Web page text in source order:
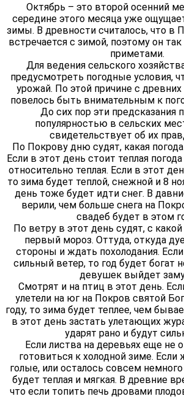
Октябрь – это второй осенний
середине этого месяца уже
зимы. В древности считалось, что в
встречается с зимой, поэтому он
приметами.
Для ведения сельского
предусмотреть погодные условия,
урожай. По этой причине с
повелось быть внимательным к
До сих пор эти предсказания
популярностью в сельских
свидетельствует об их
По Покрову дню судят, какая
Если в этот день стоит теплая
относительно теплая. Если в этот
то зима будет теплой, снежной и 8
день тоже будет идти снег. В
верили, чем больше снега на
свадеб будет в этом
По ветру в этот день судят, с
первый мороз. Оттуда, откуда
стороны и ждать похолодания.
сильный ветер, то год будет богат
девушек выйдет
Смотрят и на птиц в этот день.
улетели на юг на Покров святой
году, то зима будет теплее, чем
в этот день застать улетающих
ударят рано и будут
Если листва на деревьях еще не
готовиться к холодной зиме.
голые, или осталось совсем
будет теплая и мягкая. В древние
что если топить печь дровами